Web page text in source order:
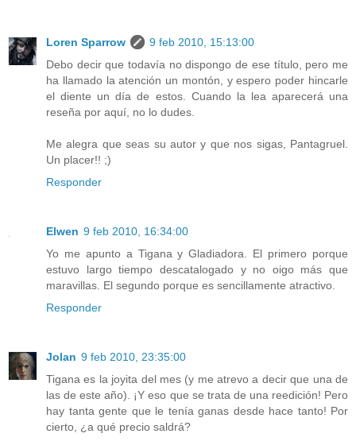
Loren Sparrow
9 feb 2010, 15:13:00
Debo decir que todavía no dispongo de ese título, pero me
ha llamado la atención un montón, y espero poder hincarle
el diente un día de estos. Cuando la lea aparecerá una
reseña por aquí, no lo dudes.
Me alegra que seas su autor y que nos sigas, Pantagruel.
Un placer!! ;)
Responder
Elwen 9 feb 2010, 16:34:00
Yo me apunto a Tigana y Gladiadora. El primero porque
estuvo largo tiempo descatalogado y no oigo más que
maravillas. El segundo porque es sencillamente atractivo.
Responder
Jolan 9 feb 2010, 23:35:00
Tigana es la joyita del mes (y me atrevo a decir que una de
las de este año). ¡Y eso que se trata de una reedición! Pero
hay tanta gente que le tenía ganas desde hace tanto! Por
cierto, ¿a qué precio saldrá?